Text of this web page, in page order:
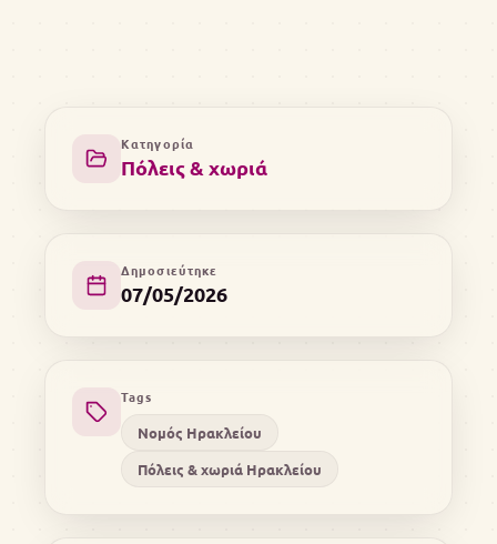
Κατηγορία
Πόλεις & χωριά
Δημοσιεύτηκε
07/05/2026
Tags
Νομός Ηρακλείου
Πόλεις & χωριά Ηρακλείου